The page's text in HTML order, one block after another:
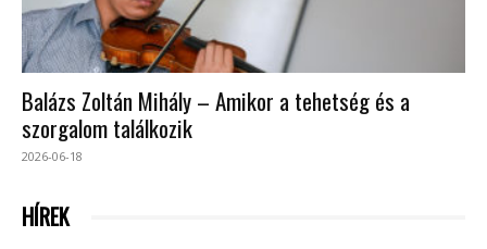
Balázs Zoltán Mihály – Amikor a tehetség és a
szorgalom találkozik
2026-06-18
HÍREK